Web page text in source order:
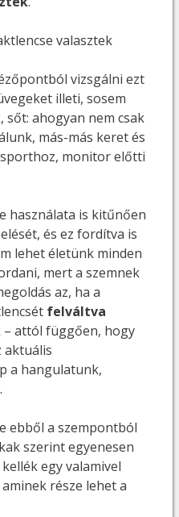
vizsgálni ezt
illeti, sosem
, sőt: ahogyan nem csak
más-más keret és
monitor előtti
használata is kitűnően
és ez fordítva is
lehet életünk minden
mert a szemnek
az, ha a
felváltva
– attól függően, hogy
aktuális
a hangulatunk,
ebből a szempontból
szerint egyenesen
egy valamivel
része lehet a